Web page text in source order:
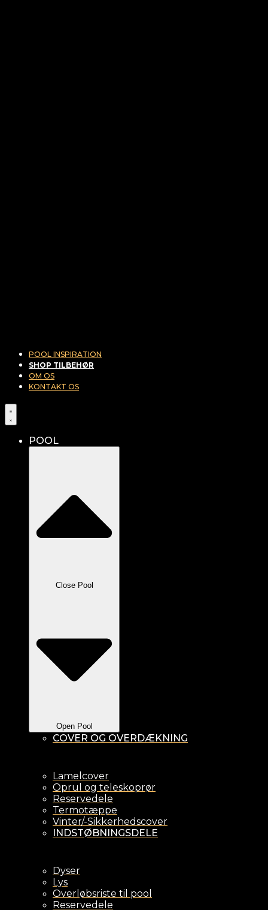
POOL INSPIRATION
SHOP TILBEHØR
OM OS
KONTAKT OS
POOL
Close Pool
Open Pool
COVER OG OVERDÆKNING
Lamelcover
Oprul og teleskoprør
Reservedele
Termotæppe
Vinter/-Sikkerhedscover
INDSTØBNINGSDELE
Dyser
Lys
Overløbsriste til pool
Reservedele